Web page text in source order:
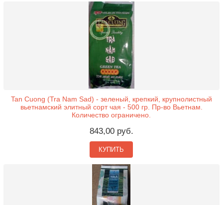
Tan Cuong (Tra Nam Sad) - зеленый, крепкий, крупнолистный
вьетнамский элитный сорт чая - 500 гр. Пр-во Вьетнам.
Количество ограничено.
843,00 руб.
КУПИТЬ